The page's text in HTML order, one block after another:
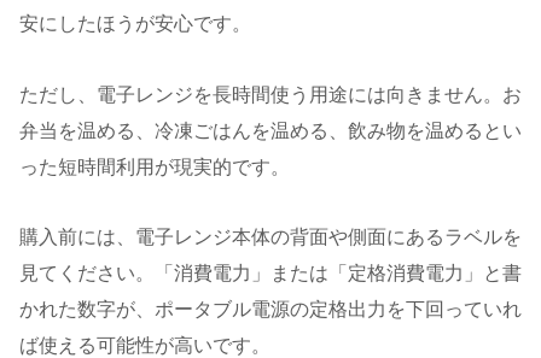
安にしたほうが安心です。
ただし、電子レンジを長時間使う用途には向きません。お
弁当を温める、冷凍ごはんを温める、飲み物を温めるとい
った短時間利用が現実的です。
購入前には、電子レンジ本体の背面や側面にあるラベルを
見てください。「消費電力」または「定格消費電力」と書
かれた数字が、ポータブル電源の定格出力を下回っていれ
ば使える可能性が高いです。